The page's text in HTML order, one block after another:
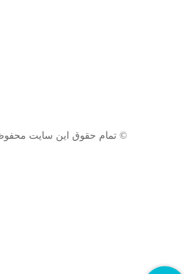
© تمام حقوق این سایت محفوظ